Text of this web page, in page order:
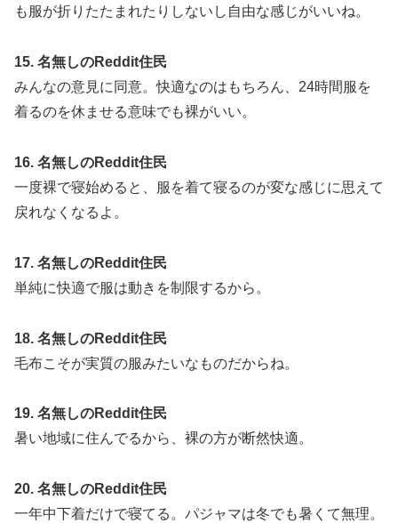
も服が折りたたまれたりしないし自由な感じがいいね。
15. 名無しのReddit住民
みんなの意見に同意。快適なのはもちろん、24時間服を
着るのを休ませる意味でも裸がいい。
16. 名無しのReddit住民
一度裸で寝始めると、服を着て寝るのが変な感じに思えて
戻れなくなるよ。
17. 名無しのReddit住民
単純に快適で服は動きを制限するから。
18. 名無しのReddit住民
毛布こそが実質の服みたいなものだからね。
19. 名無しのReddit住民
暑い地域に住んでるから、裸の方が断然快適。
20. 名無しのReddit住民
一年中下着だけで寝てる。パジャマは冬でも暑くて無理。